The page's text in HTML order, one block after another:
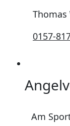
Thomas
0157-
Am